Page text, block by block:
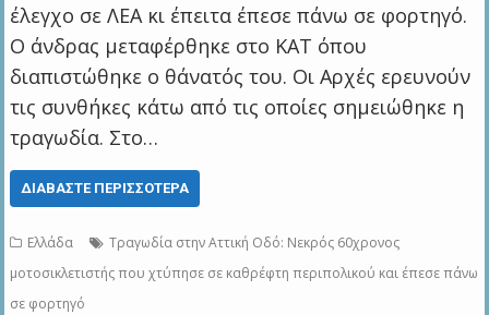
έλεγχο σε ΛΕΑ κι έπειτα έπεσε πάνω σε φορτηγό.
Ο άνδρας μεταφέρθηκε στο ΚΑΤ όπου
διαπιστώθηκε ο θάνατός του. Οι Αρχές ερευνούν
τις συνθήκες κάτω από τις οποίες σημειώθηκε η
τραγωδία. Στο…
ΔΙΑΒΆΣΤΕ ΠΕΡΙΣΣΌΤΕΡΑ
Ελλάδα
Τραγωδία στην Αττική Οδό: Νεκρός 60χρονος
μοτοσικλετιστής που χτύπησε σε καθρέφτη περιπολικού και έπεσε πάνω
σε φορτηγό